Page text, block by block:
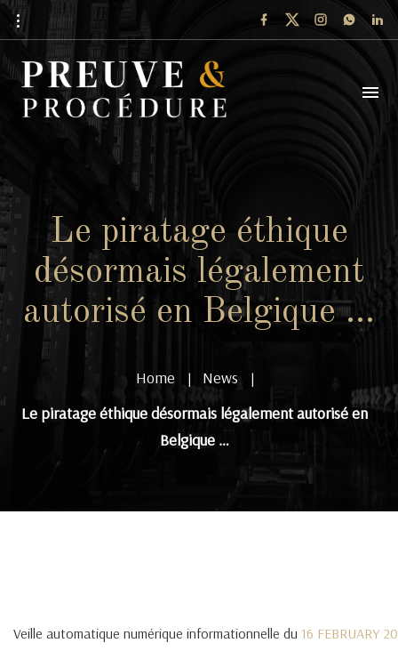
Le piratage éthique
désormais légalement
autorisé en Belgique …
Home | News |
Le piratage éthique désormais légalement autorisé en
Belgique …
Veille automatique numérique informationnelle du 16 FEBRUARY